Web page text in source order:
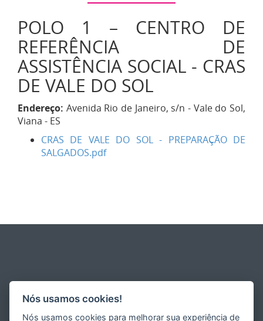
POLO 1 – CENTRO DE
REFERÊNCIA DE
ASSISTÊNCIA SOCIAL - CRAS
DE VALE DO SOL
Endereço: Avenida Rio de Janeiro, s/n - Vale do Sol,
Viana - ES
CRAS DE VALE DO SOL - PREPARAÇÃO DE
SALGADOS.pdf
Nós usamos cookies!
Nós usamos cookies para melhorar sua experiência de